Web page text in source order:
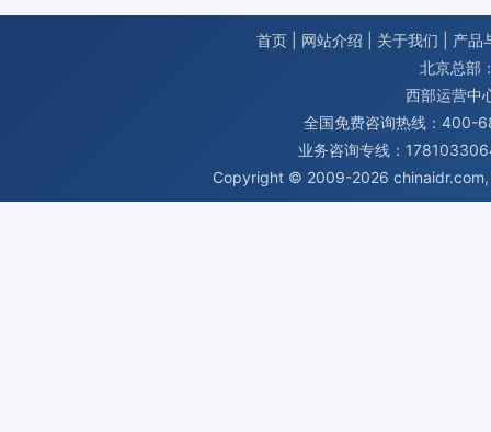
首页 网站介绍 关于我们
产品
北京总部
西部运营中
全国免费咨询热线：400-
业务咨询专线：
Copyright © 2009-2026 chinaidr.com